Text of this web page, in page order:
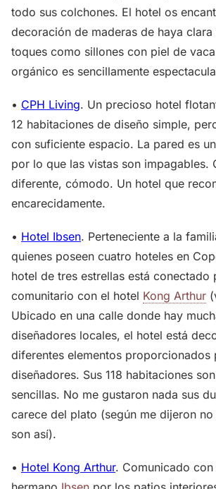
todo sus colchones. El hotel os
decoración de maderas de haya
toques como sillones con piel de
orgánico es sencillamente
• CPH Living. Un precioso hotel
12 habitaciones de diseño simple,
con suficiente espacio. La pared es
por lo que las vistas son impagables.
diferente, cómodo. Un hotel que
encarecidamente.
• Hotel Ibsen. Perteneciente a la
quienes poseen cuatro hoteles en
hotel de tres estrellas está conectado
comunitario con el hotel Kong Arthur
Ubicado en una calle donde hay
diseñadores locales, el hotel está
diferentes elementos proporcionados
diseñadores. Sus 118 habitaciones
sencillas. No me gustaron nada sus
carece del plato (según me dijeron
son así).
• Hotel Kong Arthur. Comunicado con